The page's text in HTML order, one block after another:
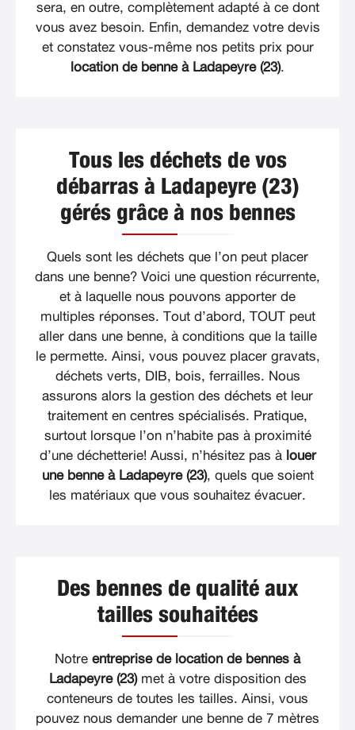
sera, en outre, complètement adapté à ce dont
vous avez besoin. Enfin, demandez votre devis
et constatez vous-même nos petits prix pour
location de benne à Ladapeyre (23).
Tous les déchets de vos
débarras à Ladapeyre (23)
gérés grâce à nos bennes
Quels sont les déchets que l’on peut placer
dans une benne? Voici une question récurrente,
et à laquelle nous pouvons apporter de
multiples réponses. Tout d’abord, TOUT peut
aller dans une benne, à conditions que la taille
le permette. Ainsi, vous pouvez placer gravats,
déchets verts, DIB, bois, ferrailles. Nous
assurons alors la gestion des déchets et leur
traitement en centres spécialisés. Pratique,
surtout lorsque l’on n’habite pas à proximité
d’une déchetterie! Aussi, n’hésitez pas à louer
une benne à Ladapeyre (23), quels que soient
les matériaux que vous souhaitez évacuer.
Des bennes de qualité aux
tailles souhaitées
Notre entreprise de location de bennes à
Ladapeyre (23)met à votre disposition des
conteneurs de toutes les tailles. Ainsi, vous
pouvez nous demander une benne de 7 mètres